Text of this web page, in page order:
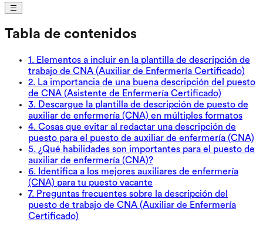
Tabla de contenidos
1 . Elementos a incluir en la plantilla de descripción de
trabajo de CNA (Auxiliar de Enfermería Certificado)
2. La importancia de una buena descripción del puesto
de CNA (Asistente de Enfermería Certificado)
3. Descargue la plantilla de descripción de puesto de
auxiliar de enfermería (CNA) en múltiples formatos
4. Cosas que evitar al redactar una descripción de
puesto para el puesto de auxiliar de enfermería (CNA)
5. ¿Qué habilidades son importantes para el puesto de
auxiliar de enfermería (CNA)?
6. Identifica a los mejores auxiliares de enfermería
(CNA) para tu puesto vacante
7. Preguntas frecuentes sobre la descripción del
puesto de trabajo de CNA (Auxiliar de Enfermería
Certificado)